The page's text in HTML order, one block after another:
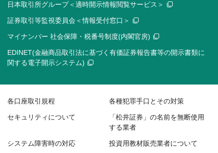
日本取引所グループ＜適時開示情報閲覧サービス＞
証券取引等監視委員会＜情報受付窓口＞
マイナンバー 社会保障・税番号制度(内閣官房)
EDINET(金融商品取引法に基づく有価証券報告書等の開示書類に
関する電子開示システム)
各口座取引規程 各種犯罪手口とその対策
セキュリティについて
「松井証券」の名前を無断使用
する業者
システム障害時の対応 投資用教材販売業者について